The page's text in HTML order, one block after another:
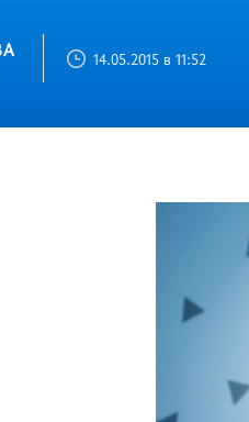
14.05.2015 в 11:52